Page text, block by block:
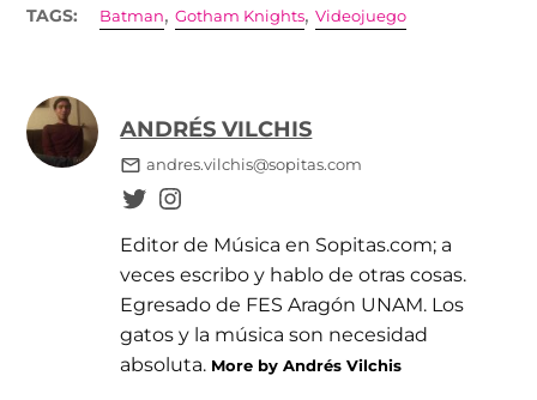
TAGS: Batman,Gotham Knights,Videojuego
ANDRÉS VILCHIS
andres.vilchis@sopitas.com
Editor de Música en Sopitas.com; a
veces escribo y hablo de otras cosas.
Egresado de FES Aragón UNAM. Los
gatos y la música son necesidad
absoluta. More by Andrés Vilchis